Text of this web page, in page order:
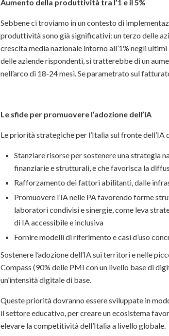
Aumento della produttività tra l’1 e il 5%
Sebbene ci troviamo in un contesto di
produttività sono già significativi: un terzo delle
crescita media nazionale intorno all’1% negli
delle aziende rispondenti, si tratterebbe di un
nell’arco di 18-24 mesi. Se parametrato sul
Le sfide per promuovere l’adozione dell’IA
Le priorità strategiche per l’Italia sul fronte dell’IA
Stanziare risorse per sostenere una strategia
finanziarie e strutturali, e che favorisca la
Rafforzamento dei fattori abilitanti, dalle
Promuovere l’IA nelle PA favorendo forme
laboratori condivisi e sinergie, come leva
di IA accessibile e inclusiva
Fornire modelli di riferimento e casi d’uso
Sostenere l’adozione dell’IA sui territori e nelle
Compass (90% delle PMI con un livello base di
un’intensità digitale di base.
Queste priorità dovranno essere sviluppate in
il settore educativo, per creare un ecosistema
elevare la competitività dell’Italia a livello globale.